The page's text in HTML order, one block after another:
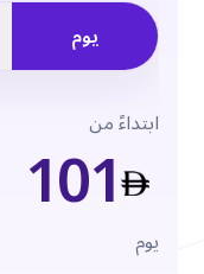
يوم
ابتداءً من101 يوم